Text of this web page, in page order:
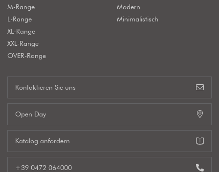
M-Range
L-Range
XL-Range
XXL-Range
OVER-Range
Modern
Minimalistisch
Kontaktieren Sie uns
Open Day
Katalog anfordern
+39 0472 064000